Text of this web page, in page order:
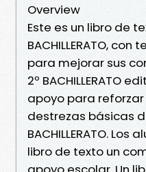
Overview
Este es un libro de
BACHILLERATO,
para mejorar sus
2º BACHILLERATO
apoyo para
destrezas básicas
BACHILLERATO.
libro de texto un